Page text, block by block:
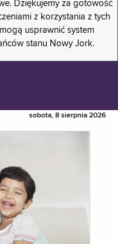
Dziękujemy za gotowość
z korzystania z tych
usprawnić system
stanu Nowy Jork.
sobota, 8 sierpnia 2026